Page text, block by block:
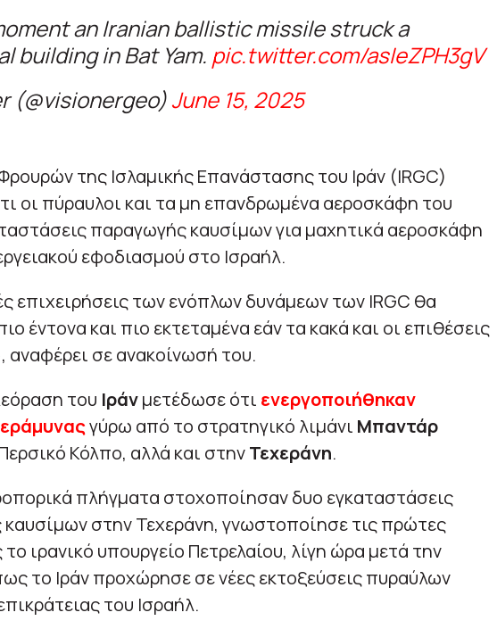
an Iranian ballistic missile struck a
building in Bat Yam. pic.twitter.com/asIeZPH3gV
(@visionergeo)June 15, 2025
της Ισλαμικής Επανάστασης του Ιράν (IRGC)
οι πύραυλοι και τα μη επανδρωμένα αεροσκάφη του
παραγωγής καυσίμων για μαχητικά αεροσκάφη
εφοδιασμού στο Ισραήλ.
επιχειρήσεις των ενόπλων δυνάμεων των IRGC θα
έντονα και πιο εκτεταμένα εάν τα κακά και οι επιθέσεις
αναφέρει σε ανακοίνωσή του.
του Ιράνμετέδωσε ότι ενεργοποιήθηκαν
γύρω από το στρατηγικό λιμάνι Μπαντάρ
Κόλπο, αλλά και στηνΤεχεράνη.
πλήγματα στοχοποίησαν δυο εγκαταστάσεις
στην Τεχεράνη, γνωστοποίησε τις πρώτες
ιρανικό υπουργείο Πετρελαίου, λίγη ώρα μετά την
το Ιράν προχώρησε σε νέες εκτοξεύσεις πυραύλων
του Ισραήλ.